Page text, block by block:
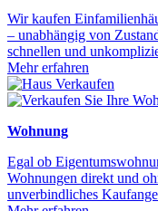
Wir kaufen
– unabhängig von
schnellen und
Mehr erfahren
Wohnung
Egal ob
Wohnungen direkt und
unverbindliches